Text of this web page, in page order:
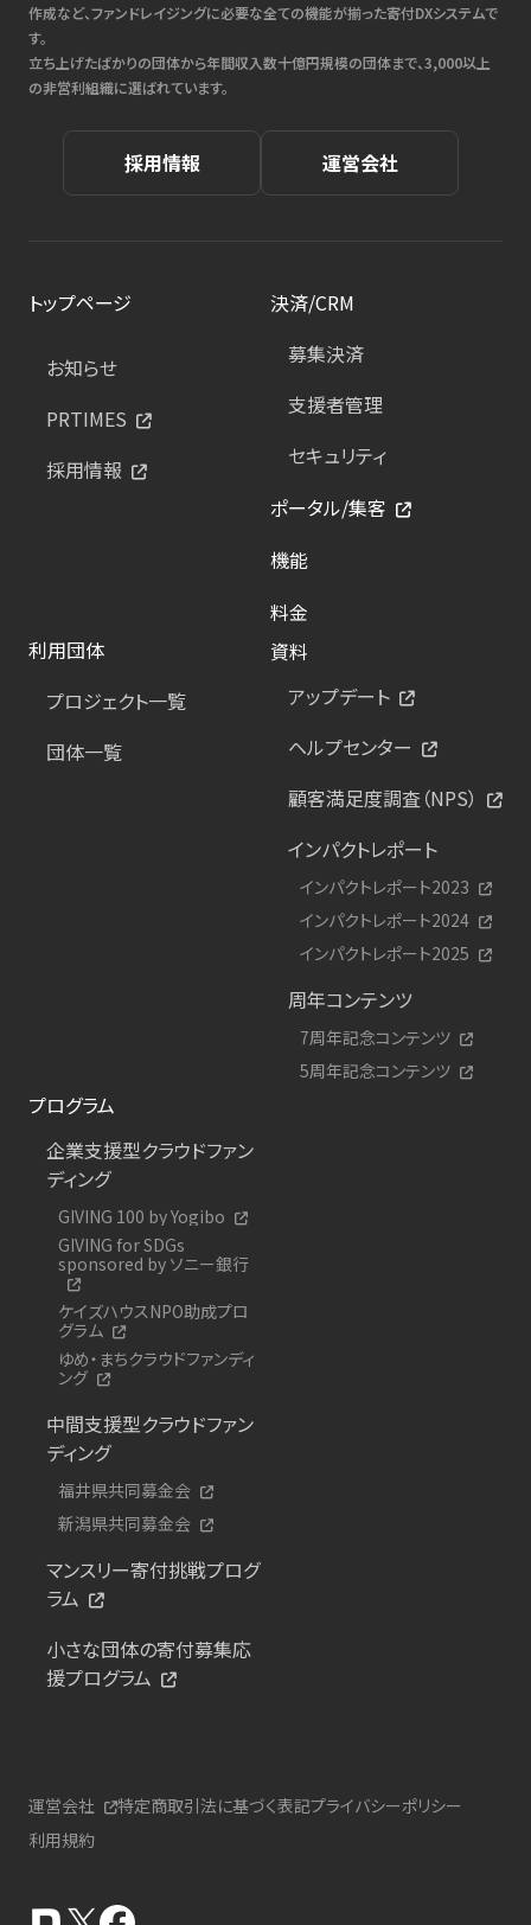
作成など、ファンドレイジングに必要な全ての機能が揃った寄付DXシステムで
す。
立ち上げたばかりの団体から年間収入数十億円規模の団体まで、3,000以上
の非営利組織に選ばれています。
採用情報 運営会社
トップページ
お知らせ
PRTIMES
採用情報
決済/CRM
募集決済
支援者管理
セキュリティ
ポータル/集客
機能
料金
利用団体
プロジェクト一覧
団体一覧
資料
アップデート
ヘルプセンター
顧客満足度調査（NPS）
インパクトレポート
インパクトレポート2023
インパクトレポート2024
インパクトレポート2025
周年コンテンツ
7周年記念コンテンツ
5周年記念コンテンツ
プログラム
企業支援型クラウドファン
ディング
GIVING 100 by Yogibo
GIVING for SDGs
sponsored by ソニー銀行
ケイズハウスNPO助成プロ
グラム
ゆめ・まちクラウドファンディ
ング
中間支援型クラウドファン
ディング
福井県共同募金会
新潟県共同募金会
マンスリー寄付挑戦プログ
ラム
小さな団体の寄付募集応
援プログラム
運営会社 特定商取引法に基づく表記プライバシーポリシー
利用規約